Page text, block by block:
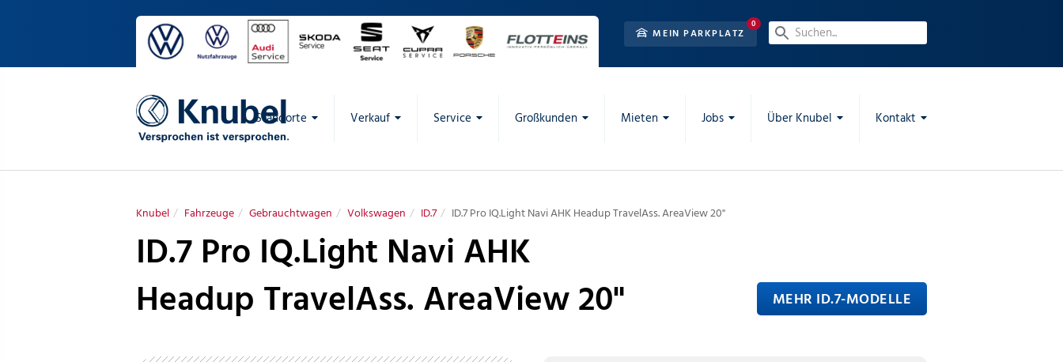
MEIN PARKPLATZ
0
Standorte Verkauf Service Großkunden Mieten Jobs Über Knubel Kontakt
Knubel Fahrzeuge Gebrauchtwagen Volkswagen ID.7 ID.7 Pro IQ.Light Navi AHK Headup TravelAss. AreaView 20"
ID.7 Pro IQ.Light Navi AHK
Headup TravelAss. AreaView 20"
MEHR ID.7-MODELLE